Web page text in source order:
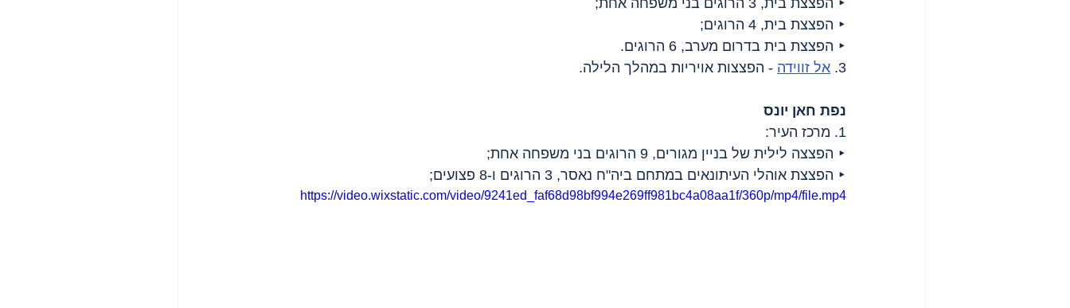
‣ הפצצת בית, 3 הרוגים בני משפחה אחת;
‣ הפצצת בית, 4 הרוגים;
‣ הפצצת בית בדרום מערב, 6 הרוגים.
3. אל זווידה - הפצצות אויריות במהלך הלילה.
נפת חאן יונס
1. מרכז העיר:
‣ הפצצה לילית של בניין מגורים, 9 הרוגים בני משפחה אחת;
‣ הפצצת אוהלי העיתונאים במתחם ביה"ח נאסר, 3 הרוגים ו-8 פצועים;
https://video.wixstatic.com/video/9241ed_faf68d98bf994e269ff981bc4a08aa1f/360p/mp4/file.mp4